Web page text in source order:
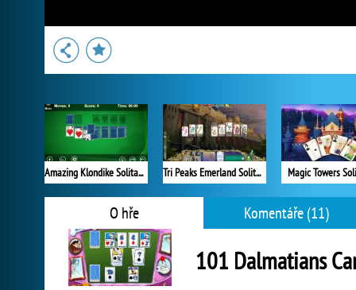
Amazing Klondike Solitaire Tri Peaks Emerland Solitaire Magic Towers
O hře Komentáře (11)
101 Dalmatians